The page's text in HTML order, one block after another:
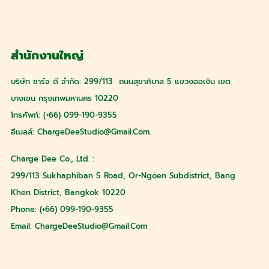
สำนักงานใหญ่
บริษัท ชาร์จ ดี จำกัด: 299/113 ถนนสุขาภิบาล 5 แขวงออเงิน เขต
บางเขน กรุงเทพมหานคร 10220
โทรศัพท์: (+66) 099-190-9355
อีเมลล์: ChargeDeeStudio@gmail.com.
Charge Dee Co., Ltd. :
299/113 Sukhaphiban 5 Road, Or-Ngoen Subdistrict, Bang
Khen District, Bangkok 10220
Phone: (+66) 099-190-9355
Email: ChargeDeeStudio@gmail.com